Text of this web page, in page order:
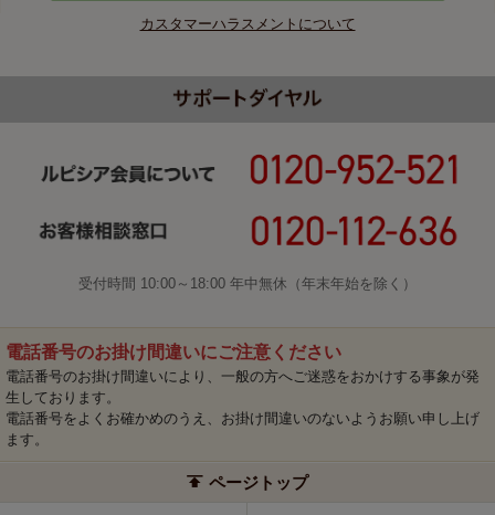
カスタマーハラスメントについて
受付時間 10:00～18:00 年中無休（年末年始を除く）
電話番号のお掛け間違いにご注意ください
電話番号のお掛け間違いにより、一般の方へご迷惑をおかけする事象が発
生しております。
電話番号をよくお確かめのうえ、お掛け間違いのないようお願い申し上げ
ます。
ページトップ